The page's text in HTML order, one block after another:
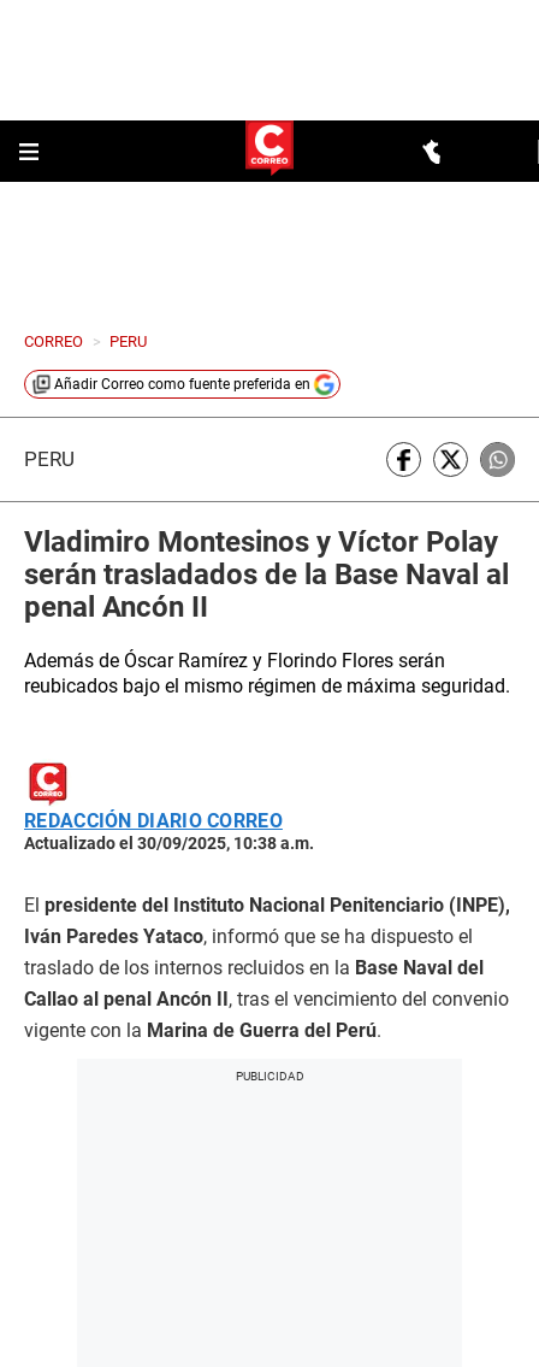
CORREO > PERU
Añadir Correo como fuente preferida en
PERÚ
Vladimiro Montesinos y Víctor Polay
serán trasladados de la Base Naval al
penal Ancón II
Además de Óscar Ramírez y Florindo Flores serán
reubicados bajo el mismo régimen de máxima seguridad.
REDACCIÓN DIARIO CORREO
Actualizado el 30/09/2025, 10:38 a.m.
El presidente del Instituto Nacional Penitenciario (INPE),
Iván Paredes Yataco, informó que se ha dispuesto el
traslado de los internos recluidos en la Base Naval del
Callao al penal Ancón II, tras el vencimiento del convenio
vigente con la Marina de Guerra del Perú.